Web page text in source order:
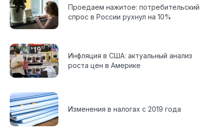
Проедаем нажитое: потребительский
спрос в России рухнул на 10%
Инфляция в США: актуальный анализ
роста цен в Америке
Изменения в налогах с 2019 года